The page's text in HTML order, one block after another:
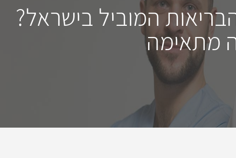
המוביל בישראל?
מתאימה